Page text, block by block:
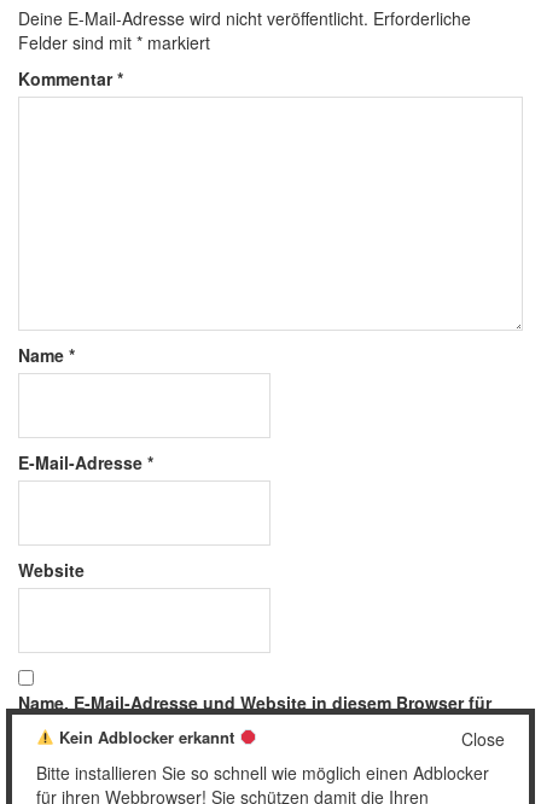
Deine E-Mail-Adresse wird nicht veröffentlicht. Erforderliche
Felder sind mit * markiert
Kommentar*
Name *
E-Mail-Adresse *
Website
Name, E-Mail-Adresse und Website in diesem Browser für
meinen nächsten Kommentar speichern.
Close
Kein Adblocker erkannt
Bitte installieren Sie so schnell wie möglich einen Adblocker
für ihren Webbrowser! Sie schützen damit die Ihren